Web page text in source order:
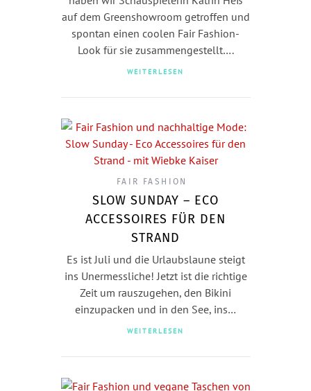
auf dem Greenshowroom getroffen und
spontan einen coolen Fair Fashion-
Look für sie zusammengestellt….
WEITERLESEN
FAIR FASHION
SLOW SUNDAY – ECO
ACCESSOIRES FÜR DEN
STRAND
Es ist Juli und die Urlaubslaune steigt
ins Unermessliche! Jetzt ist die richtige
Zeit um rauszugehen, den Bikini
einzupacken und in den See, ins…
WEITERLESEN